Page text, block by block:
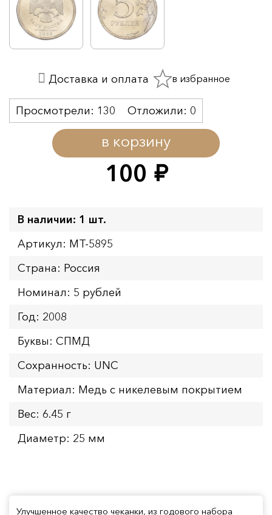
100 руб.
в корзину
Просмотрели: 130 Отложили: 0
Доставка и оплата в избранное
В наличии: 1 шт.
Артикул: MT-5895
Страна: Россия
Номинал: 5 рублей
Год: 2008
Буквы: СПМД
Сохранность: UNC
Материал: Медь с никелевым покрытием
Вес: 6.45 г
Диаметр: 25 мм
Улучшенное качество чеканки, из годового набора